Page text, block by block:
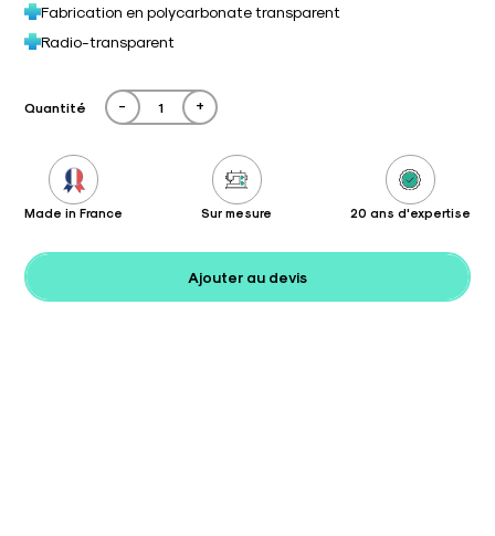
Fabrication en polycarbonate transparent
Radio-transparent
Quantité - +
Made in France Sur mesure 20 ans d'expertise
Ajouter au devis